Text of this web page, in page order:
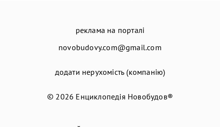
реклама на порталі
novobudovy.com@gmail.com
додати нерухомість (компанію)
© 2026 Енциклопедія Новобудов®